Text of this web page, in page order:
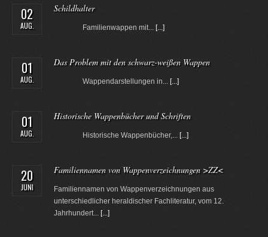
02
AUG.
Schildhalter
Familienwappen mit... [...]
01
AUG.
Das Problem mit den schwarz-weißen Wappen
Wappendarstellungen in... [...]
01
AUG.
Historische Wappenbücher und Schriften
Historische Wappenbücher,... [...]
20
JUNI
Familiennamen von Wappenverzeichnungen >ZZ<
Familiennamen von Wappenverzeichnungen aus
unterschiedlicher heraldischer Fachliteratur, vom 12.
Jahrhundert... [...]